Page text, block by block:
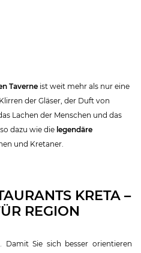
Taverne ist weit mehr als nur eine
der Gläser, der Duft von
Lachen der Menschen und das
dazu wie die legendäre
und Kretaner.
KRETA –
REGION
Sie sich besser orientieren